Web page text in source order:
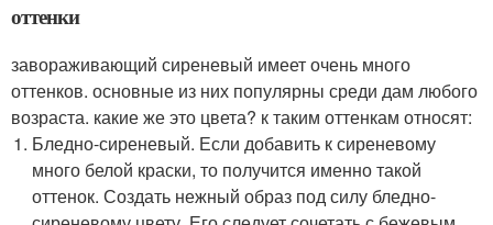
оттенки
завораживающий сиреневый имеет очень много
оттенков. основные из них популярны среди дам любого
возраста. какие же это цвета? к таким оттенкам относят:
Бледно-сиреневый. Если добавить к сиреневому
много белой краски, то получится именно такой
оттенок. Создать нежный образ под силу бледно-